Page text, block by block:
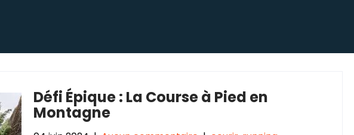
Défi Épique : La Course à Pied en
Montagne